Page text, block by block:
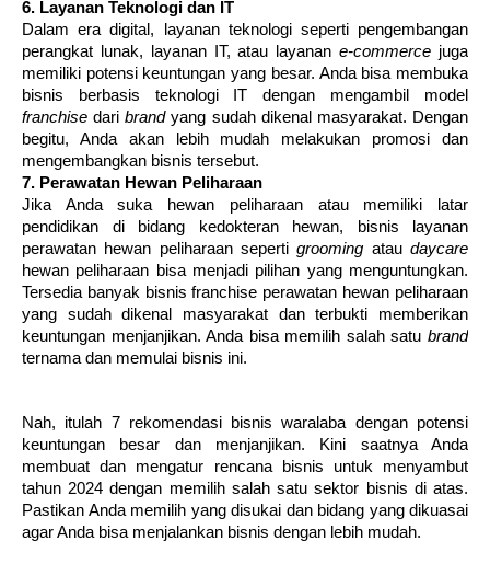
6. Layanan Teknologi dan IT
Dalam era digital, layanan teknologi seperti pengembangan
perangkat lunak, layanan IT, atau layanane-commerce juga
memiliki potensi keuntungan yang besar. Anda bisa membuka
bisnis berbasis teknologi IT dengan mengambil model
franchise dari brandyang sudah dikenal masyarakat. Dengan
begitu, Anda akan lebih mudah melakukan promosi dan
mengembangkan bisnis tersebut.
7. Perawatan Hewan Peliharaan
Jika Anda suka hewan peliharaan atau memiliki latar
pendidikan di bidang kedokteran hewan, bisnis layanan
perawatan hewan peliharaan sepertigrooming ataudaycare
hewan peliharaan bisa menjadi pilihan yang menguntungkan.
Tersedia banyak bisnis franchise perawatan hewan peliharaan
yang sudah dikenal masyarakat dan terbukti memberikan
keuntungan menjanjikan. Anda bisa memilih salah satu brand
ternama dan memulai bisnis ini.
Nah, itulah 7 rekomendasi bisnis waralaba dengan potensi
keuntungan besar dan menjanjikan. Kini saatnya Anda
membuat dan mengatur rencana bisnis untuk menyambut
tahun 2024 dengan memilih salah satu sektor bisnis di atas.
Pastikan Anda memilih yang disukai dan bidang yang dikuasai
agar Anda bisa menjalankan bisnis dengan lebih mudah.